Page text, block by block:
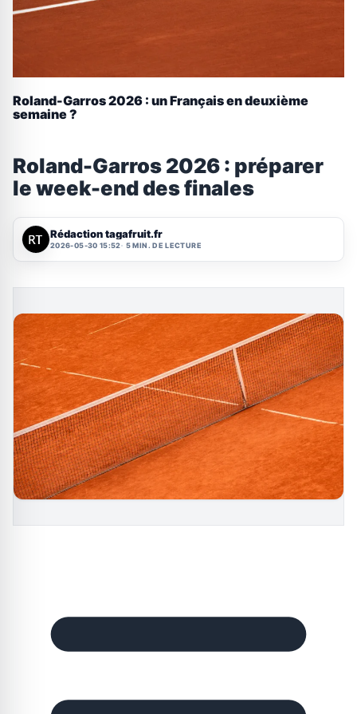
Roland-Garros 2026 : un Français en deuxième
semaine ?
Roland-Garros 2026 : préparer
le week-end des finales
Rédaction tagafruit.fr
2026-05-30 15:52 5 MIN. DE LECTURE